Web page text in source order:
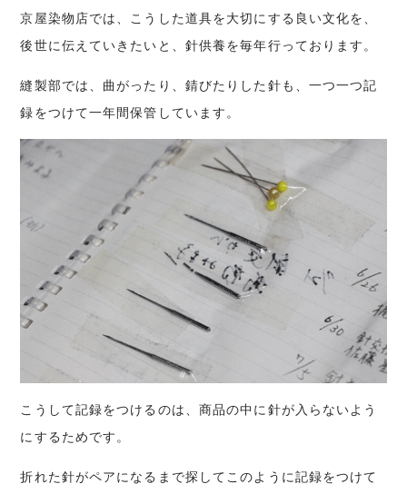
京屋染物店では、こうした道具を大切にする良い文化を、
後世に伝えていきたいと、針供養を毎年行っております。
縫製部では、曲がったり、錆びたりした針も、一つ一つ記
録をつけて一年間保管しています。
こうして記録をつけるのは、商品の中に針が入らないよう
にするためです。
折れた針がペアになるまで探してこのように記録をつけて